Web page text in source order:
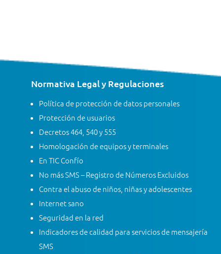
Normativa Legal y Regulaciones
Política de protección de datos personales
Protección de usuarios
Decretos 464, 540 y 555
Homologación de equipos y terminales
En TIC Confío
No más SMS – Registro de Números Excluidos
Contra el abuso de niños, niñas y adolescentes
Internet sano
Seguridad en la red
Indicadores de calidad para servicios de mensajería
SMS